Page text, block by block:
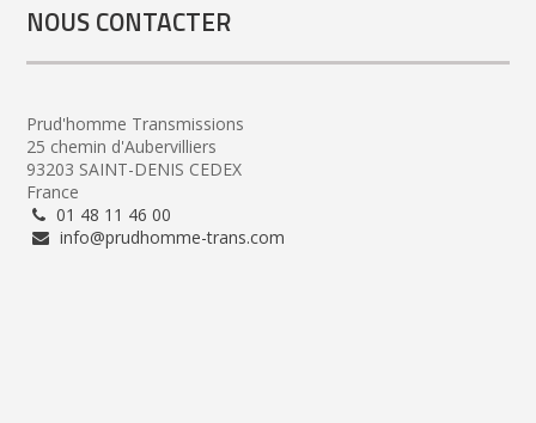
NOUS CONTACTER
Prud'homme Transmissions
25 chemin d'Aubervilliers
93203 SAINT-DENIS CEDEX
France
01 48 11 46 00
info@prudhomme-trans.com